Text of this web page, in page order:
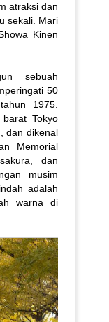
atraksi dan
sekali. Mari
Kinen
sebuah
50
1975.
Tokyo
dan dikenal
Memorial
dan
musim
adalah
warna di